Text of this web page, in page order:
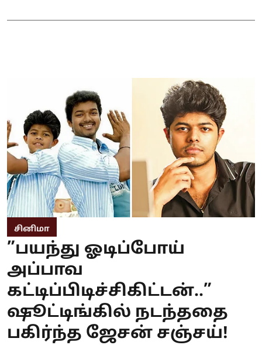
சினிமா
”பயந்து ஓடிப்போய்
அப்பாவ
கட்டிப்பிடிச்சிகிட்டன்..”
ஷூட்டிங்கில் நடந்ததை
பகிர்ந்த ஜேசன் சஞ்சய்!